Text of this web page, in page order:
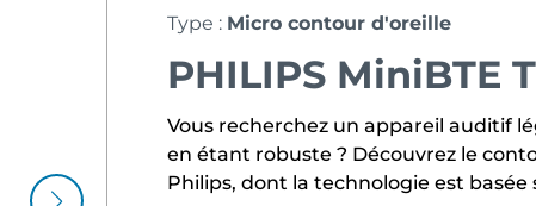
Type : Micro contour d'oreille
PHILIPS MiniBTE
Vous recherchez un appareil auditif
en étant robuste ? Découvrez le
Philips, dont la technologie est basée